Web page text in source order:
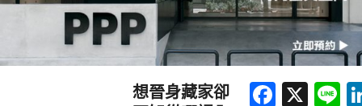
想晉身藏家卻
X